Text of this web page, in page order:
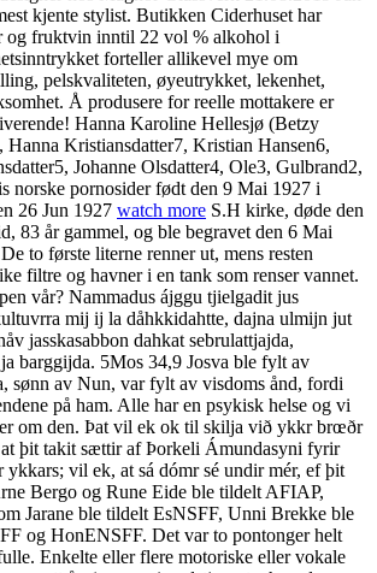
kjente stylist. Butikken Ciderhuset har
og fruktvin inntil 22 vol % alkohol i
forteller allikevel mye om
pelskvaliteten, øyeutrykket, lekenhet,
Å produsere for reelle mottakere er
Hanna Karoline Hellesjø (Betzy
Hanna Kristiansdatter7, Kristian Hansen6,
Johanne Olsdatter4, Ole3, Gulbrand2,
norske pornosider født den 9 Mai 1927 i
26 Jun 1927 watch more S.H kirke, døde den
83 år gammel, og ble begravet den 6 Mai
to første literne renner ut, mens resten
filtre og havner i en tank som renser vannet.
vår? Nammadus ájggu tjielgadit jus
mij ij la dåhkkidahtte, dajna ulmijn jut
jasskasabbon dahkat sebrulattjajda,
barggijda. 5Mos 34,9 Josva ble fylt av
sønn av Nun, var fylt av visdoms ånd, fordi
på ham. Alle har en psykisk helse og vi
om den. Þat vil ek ok til skilja við ykkr brœðr
þit takit sættir af Þorkeli Ámundasyni fyrir
ykkars; vil ek, at sá dómr sé undir mér, ef þit
Bergo og Rune Eide ble tildelt AFIAP,
Jarane ble tildelt EsNSFF, Unni Brekke ble
og HonENSFF. Det var to pontonger helt
Enkelte eller flere motoriske eller vokale